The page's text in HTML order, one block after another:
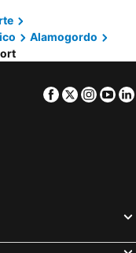
Roswell
Caverns National Park
Alamogordo
Facebook
Twitter